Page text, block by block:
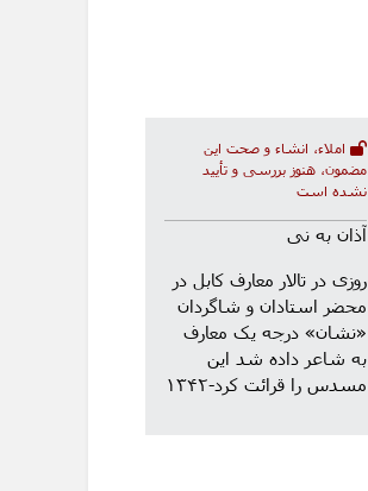
املاء، انشاء و صحت این
مضمون، هنوز بررسی و تأیید
نشده است
آذان به نی
روزی در تالار معارف کابل در
محضر استادان و شاگردان
«نشان» درجه یک معارف
به شاعر داده شد این
مسدس را قرائت کرد-۱۳۴۲